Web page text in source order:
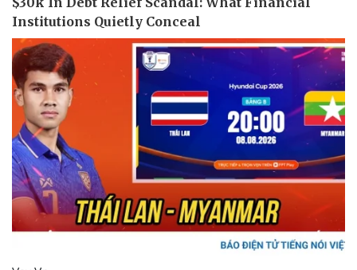
Pháp luật
Vụ án
Tin nóng
Tư vấn luật
Quân sự - Quốc phòng
Vũ khí
Việt Nam
Phân tích